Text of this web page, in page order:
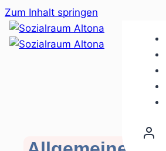
Zum Inhalt springen